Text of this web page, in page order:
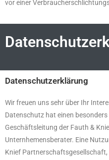
vor einer
Datenschutzerklärung
Wir freuen uns sehr über Ihr
Datenschutz hat einen
Geschäftsleitung der Fauth &
Unternhemensberater. Eine
Knief